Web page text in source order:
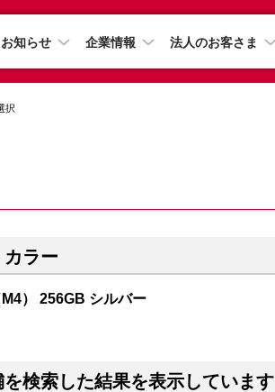
お知らせ 企業情報 法人のお客さま
択
ラー
） 256GB シルバー
検索した結果を表示しています